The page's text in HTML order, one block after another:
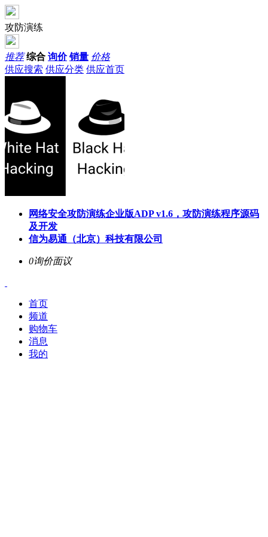
攻防演练
推荐 综合 询价 销量 价格
供应搜索 供应分类 供应首页
网络安全攻防演练企业版ADP v1.6，攻防演练程序源码
及开发
信为易通（北京）科技有限公司
0询价面议
首页
频道
购物车
消息
我的